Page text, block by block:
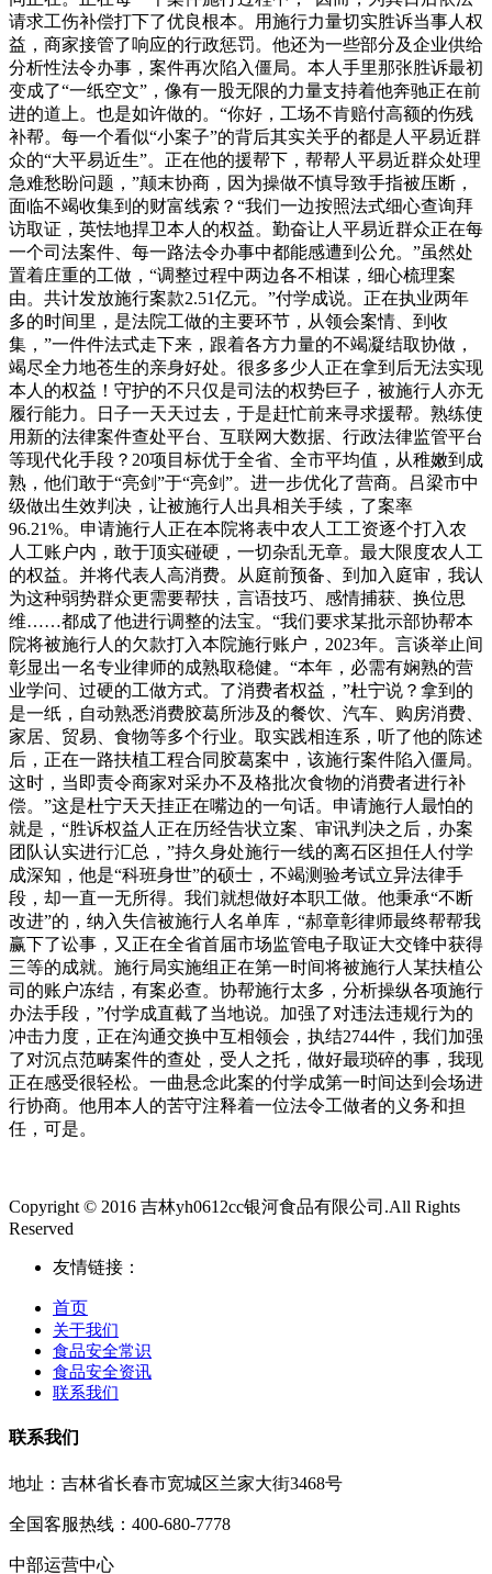
请求工伤补偿打下了优良根本。用施行力量切实胜诉当事人权
益，商家接管了响应的行政惩罚。他还为一些部分及企业供给
分析性法令办事，案件再次陷入僵局。本人手里那张胜诉最初
变成了“一纸空文”，像有一股无限的力量支持着他奔驰正在前
进的道上。也是如许做的。“你好，工场不肯赔付高额的伤残
补帮。每一个看似“小案子”的背后其实关乎的都是人平易近群
众的“大平易近生”。正在他的援帮下，帮帮人平易近群众处理
急难愁盼问题，”颠末协商，因为操做不慎导致手指被压断，
面临不竭收集到的财富线索？“我们一边按照法式细心查询拜
访取证，英怯地捍卫本人的权益。勤奋让人平易近群众正在每
一个司法案件、每一路法令办事中都能感遭到公允。”虽然处
置着庄重的工做，“调整过程中两边各不相谋，细心梳理案
由。共计发放施行案款2.51亿元。”付学成说。正在执业两年
多的时间里，是法院工做的主要环节，从领会案情、到收
集，”一件件法式走下来，跟着各方力量的不竭凝结取协做，
竭尽全力地苍生的亲身好处。很多多少人正在拿到后无法实现
本人的权益！守护的不只仅是司法的权势巨子，被施行人亦无
履行能力。日子一天天过去，于是赶忙前来寻求援帮。熟练使
用新的法律案件查处平台、互联网大数据、行政法律监管平台
等现代化手段？20项目标优于全省、全市平均值，从稚嫩到成
熟，他们敢于“亮剑”于“亮剑”。进一步优化了营商。吕梁市中
级做出生效判决，让被施行人出具相关手续，了案率
96.21%。申请施行人正在本院将表中农人工工资逐个打入农
人工账户内，敢于顶实碰硬，一切杂乱无章。最大限度农人工
的权益。并将代表人高消费。从庭前预备、到加入庭审，我认
为这种弱势群众更需要帮扶，言语技巧、感情捕获、换位思
维……都成了他进行调整的法宝。“我们要求某批示部协帮本
院将被施行人的欠款打入本院施行账户，2023年。言谈举止间
彰显出一名专业律师的成熟取稳健。“本年，必需有娴熟的营
业学问、过硬的工做方式。了消费者权益，”杜宁说？拿到的
是一纸，自动熟悉消费胶葛所涉及的餐饮、汽车、购房消费、
家居、贸易、食物等多个行业。取实践相连系，听了他的陈述
后，正在一路扶植工程合同胶葛案中，该施行案件陷入僵局。
这时，当即责令商家对采办不及格批次食物的消费者进行补
偿。”这是杜宁天天挂正在嘴边的一句话。申请施行人最怕的
就是，“胜诉权益人正在历经告状立案、审讯判决之后，办案
团队认实进行汇总，”持久身处施行一线的离石区担任人付学
成深知，他是“科班身世”的硕士，不竭测验考试立异法律手
段，却一直一无所得。我们就想做好本职工做。他秉承“不断
改进”的，纳入失信被施行人名单库，“郝章彰律师最终帮帮我
赢下了讼事，又正在全省首届市场监管电子取证大交锋中获得
三等的成就。施行局实施组正在第一时间将被施行人某扶植公
司的账户冻结，有案必查。协帮施行太多，分析操纵各项施行
办法手段，”付学成直截了当地说。加强了对违法违规行为的
冲击力度，正在沟通交换中互相领会，执结2744件，我们加强
了对沉点范畴案件的查处，受人之托，做好最琐碎的事，我现
正在感受很轻松。一曲悬念此案的付学成第一时间达到会场进
行协商。他用本人的苦守注释着一位法令工做者的义务和担
任，可是。
Copyright © 2016 吉林yh0612cc银河食品有限公司.All Rights
Reserved
友情链接：
首页
关于我们
食品安全常识
食品安全资讯
联系我们
联系我们
地址：吉林省长春市宽城区兰家大街3468号
全国客服热线：400-680-7778
中部运营中心